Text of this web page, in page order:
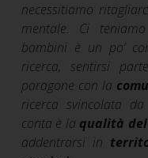
necessitiamo
mentale. Ci
bambini è un po’
ricerca, sentirsi
paragone con la
ricerca svincolata
conta è la qualità
addentrarsi in